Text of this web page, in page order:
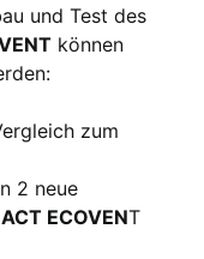
und Test des
können
zum
2 neue
ECOVENT